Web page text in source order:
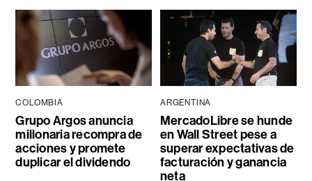
COLOMBIA
Grupo Argos anuncia
millonaria recompra de
acciones y promete
duplicar el dividendo
ARGENTINA
MercadoLibre se hunde
en Wall Street pese a
superar expectativas de
facturación y ganancia
neta